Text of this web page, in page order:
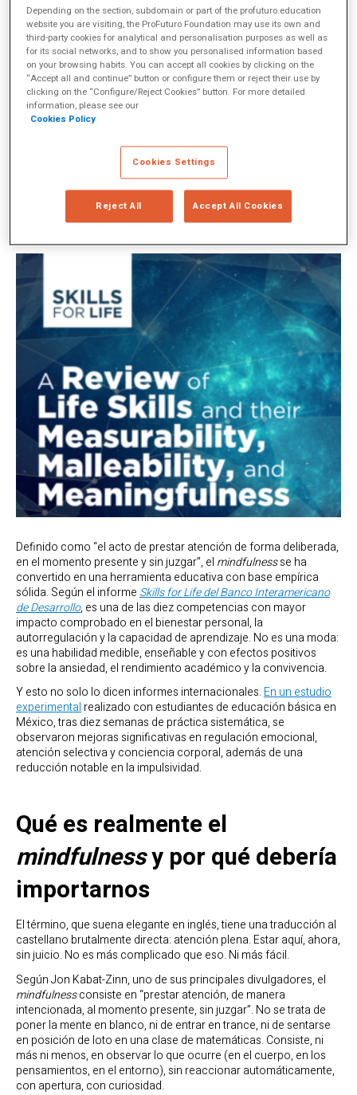
presencia.
Los síntomas, desafortunadamente, ya no sorprenden a nadie:
estrés infantil, conductas agresivas, bajo rendimiento, fatiga
emocional. Si un alumno se mueve demasiado, se le etiqueta
como hiperactivo. Si no presta atención, se le castiga o, en el
mejor de los casos, se le deriva al psicólogo escolar. Pero la raíz
del problema, una atención fragmentada en mil estímulos, rara
vez se aborda.
Pero ¿y si enseñar a prestar atención fuera tan importante como
enseñar a dividir fracciones o analizar una oración? El
, o atención plena, ha pasado de los templos
budistas a las salas de juntas de Silicon Valley, y de ahí a las
aulas. Y, como veremos, esta aplicación al mundo de la
educación viene respaldada por la evidencia.
Definido como “el acto de prestar atención de forma deliberada,
en el momento presente y sin juzgar”, el mindfulnessse ha
convertido en una herramienta educativa con base empírica
sólida. Según el informe Skills for Life del Banco Interamericano
de Desarrollo, es una de las diez competencias con mayor
impacto comprobado en el bienestar personal, la
autorregulación y la capacidad de aprendizaje. No es una moda:
es una habilidad medible, enseñable y con efectos positivos
sobre la ansiedad, el rendimiento académico y la convivencia.
Y esto no solo lo dicen informes internacionales.En un estudio
experimental realizado con estudiantes de educación básica en
México, tras diez semanas de práctica sistemática, se
observaron mejoras significativas en regulación emocional,
atención selectiva y conciencia corporal, además de una
reducción notable en la impulsividad.
Qué es realmente el
mindfulnessy por qué debería
importarnos
El término, que suena elegante en inglés, tiene una traducción al
castellano brutalmente directa: atención plena. Estar aquí, ahora,
sin juicio. No es más complicado que eso. Ni más fácil.
Según Jon Kabat-Zinn, uno de sus principales divulgadores, el
mindfulnessconsiste en “prestar atención, de manera
intencionada, al momento presente, sin juzgar”. No se trata de
poner la mente en blanco, ni de entrar en trance, ni de sentarse
en posición de loto en una clase de matemáticas. Consiste, ni
más ni menos, en observar lo que ocurre (en el cuerpo, en los
pensamientos, en el entorno), sin reaccionar automáticamente,
con apertura, con curiosidad.
Depending on the section, subdomain or part of the profuturo.education
website you are visiting, the ProFuturo Foundation may use its own and
third-party cookies for analytical and personalisation purposes as well as
for its social networks, and to show you personalised information based
on your browsing habits. You can accept all cookies by clicking on the
“Accept all and continue” button or configure them or reject their use by
clicking on the “Configure/Reject Cookies” button. For more detailed
information, please see our
Cookies Policy
Cookies Settings
Reject All Accept All Cookies